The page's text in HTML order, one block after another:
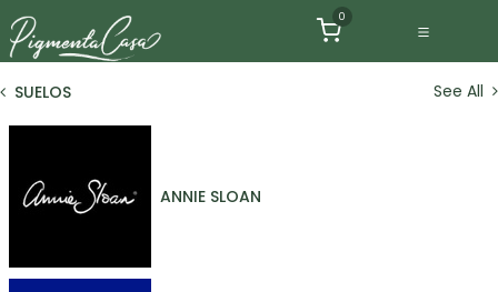
Ir al contenido 0
SUELOS See All
ANNIE SLOAN